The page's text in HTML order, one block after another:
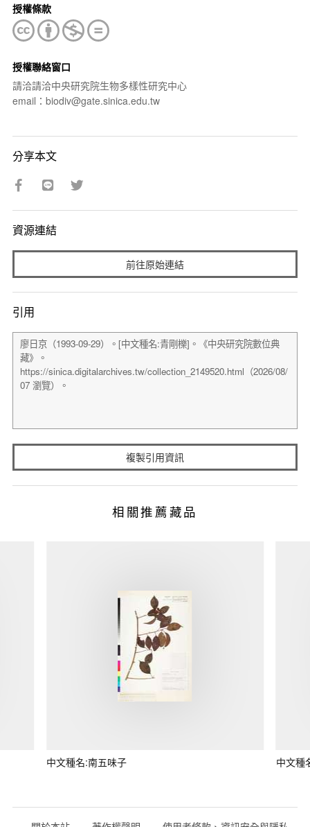
授權條款
授權聯絡窗口
請洽請洽中央研究院生物多樣性研究中心
email：biodiv@gate.sinica.edu.tw
分享本文
資源連結
前往原始連結
引用
複製引用資訊
相關推薦藏品
中文種名:南五味子 中文種